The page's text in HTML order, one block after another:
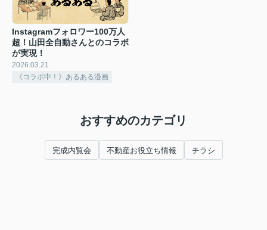
Instagramフォロワー100万人
超！山田全自動さんとのコラボ
が実現！
2026.03.21
《コラボ中！》あるある漫画
おすすめのカテゴリ
完成内覧会 不動産お役立ち情報 チラシ